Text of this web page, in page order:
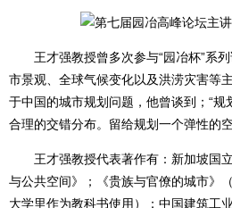
王才强教授曾多次参与“园冶杯”系列
市景观、全球气候变化以及洪涝灾害等
于中国的城市规划问题，他曾谈到；“规
合理的交错分布。留给规划一个弹性的
王才强教授代表著作有：新加坡国立
与公共空间》；《贵族与官僚的城市》
大学里作为教科书使用）；中国建筑工